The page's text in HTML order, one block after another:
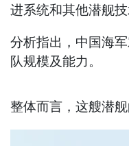
进系统和其他潜舰
分析指出，中国海
队规模及能力。
整体而言，这艘潜